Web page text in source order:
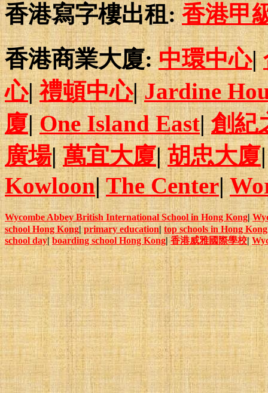
香港寫字樓出租:香港甲
香港商業大廈:中環中心|
心|禮頓中心|Jardine
廈|One Island East|創紀
廣場|萬宜大廈|胡忠大廈
Kowloon|The Center|
Wycombe Abbey British International School in Hong Kong
school Hong Kong|primary education top schools in Hong Kong
school day|boarding school Hong Kong|香港威雅國際學校|